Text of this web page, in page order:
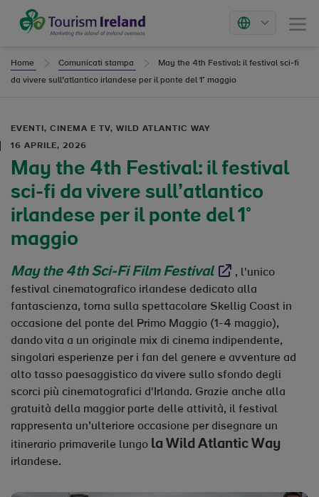
Tourism Ireland
MarketsMenu
Home Comunicati stampa
May the 4th Festival: il festival sci-fi
da vivere sull’atlantico irlandese per il ponte del 1° maggio
EVENTI, CINEMA E TV, WILD ATLANTIC WAY
16 APRILE, 2026
May the 4th Festival: il festival
sci-fi da vivere sull’atlantico
irlandese per il ponte del 1°
maggio
May the 4th Sci-Fi Film FestivalOpens in new
, l'unico
festival cinematografico irlandese dedicato alla
fantascienza, torna sulla spettacolare Skellig Coast in
occasione del ponte del Primo Maggio (1-4 maggio),
dando vita a un originale mix di cinema indipendente,
singolari esperienze per i fan del genere e avventure ad
alto tasso paesaggistico da vivere sullo sfondo degli
scorci più cinematografici d'Irlanda. Grazie anche alla
gratuità della maggior parte delle attività, il festival
rappresenta un’ulteriore occasione per disegnare un
itinerario primaverile lungo la Wild Atlantic Way
irlandese.